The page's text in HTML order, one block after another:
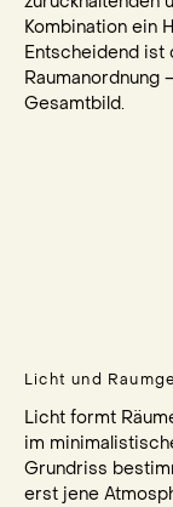
Kombination ein
Entscheidend ist
Raumanordnung
Gesamtbild.
Licht und
Licht formt
im
Grundriss
erst jene